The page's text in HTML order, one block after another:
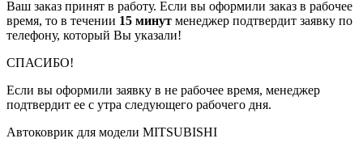
Ваш заказ принят в работу. Если вы оформили заказ в рабочее
время, то в течении 15 минут менеджер подтвердит заявку по
телефону, который Вы указали!
СПАСИБО!
Если вы оформили заявку в не рабочее время, менеджер
подтвердит ее с утра следующего рабочего дня.
Автоковрик для модели MITSUBISHI